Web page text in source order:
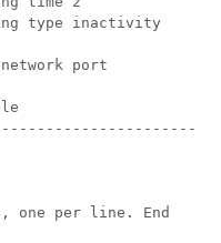
type inactivity
port
one per line. End